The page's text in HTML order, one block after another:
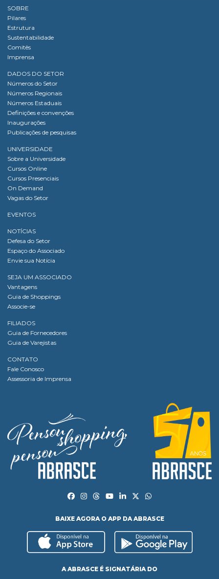
SOBRE
Pilares
Estrutura
Sustentabilidade
Comitês
Imprensa
DADOS DO SETOR
Números do Setor
Números Regionais
Números Estaduais
Definições e convenções
Inaugurações
Publicações de pesquisas
UNIVERSIDADE
Sobre a Universidade
Cursos Online
Cursos Presenciais
On Demand
Vagas do Setor
EVENTOS
NOTÍCIAS
Defesa do Setor
Espaço do Associado
Envie sua Notícia
SEJA UM ASSOCIADO
Vantagens
Guia de Shoppings
Associe-se
FILIADOS
Guia de Fornecedores
Guia de Varejistas
CONTATO
Fale Conosco
Assessoria de Imprensa
BAIXE AGORA O APP DA ABRASCE
A ABRASCE É SIGNATÁRIA DO